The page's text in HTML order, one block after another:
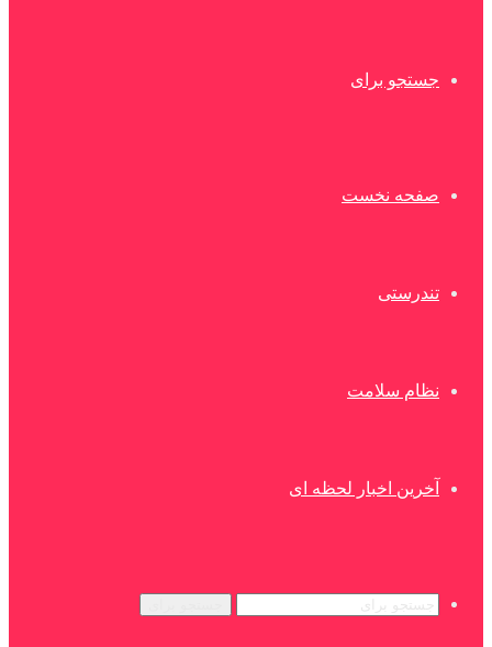
جستجو برای
صفحه نخست
تندرستی
نظام سلامت
آخرین اخبار لحظه ای